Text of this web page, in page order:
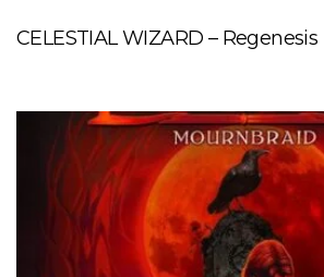
CELESTIAL WIZARD – Regenesis